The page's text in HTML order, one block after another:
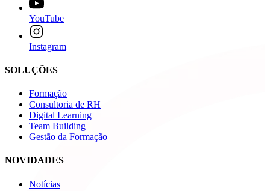
YouTube
Instagram
SOLUÇÕES
Formação
Consultoria de RH
Digital Learning
Team Building
Gestão da Formação
NOVIDADES
Notícias